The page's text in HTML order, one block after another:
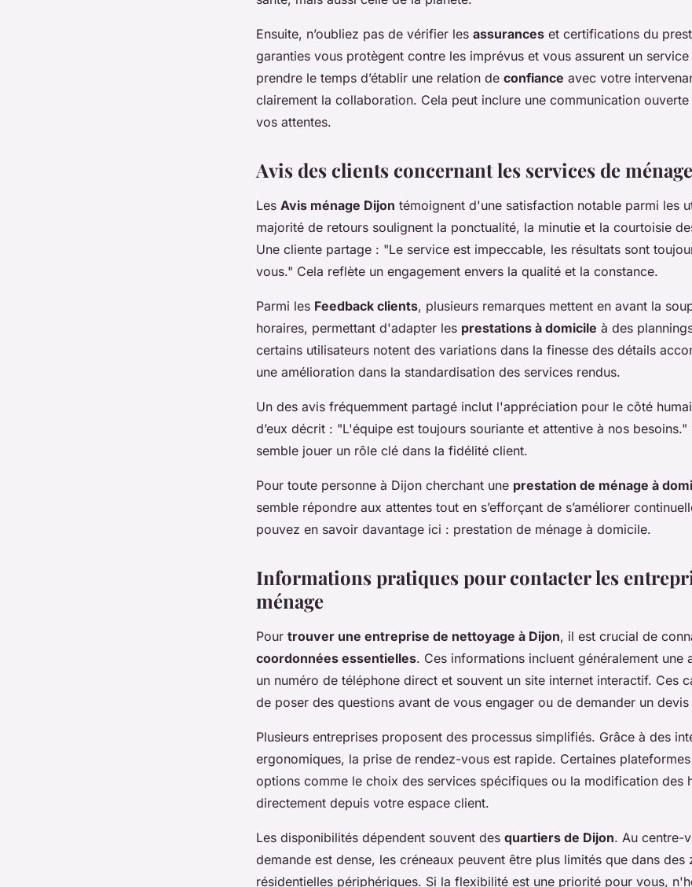
Ensuite, n’oubliez pas de vérifier les assurances et certifications du
garanties vous protègent contre les imprévus et vous assurent un
prendre le temps d’établir une relation de confiance avec votre
clairement la collaboration. Cela peut inclure une communication
vos attentes.
Avis des clients concernant les services de
Les Avis ménage Dijon témoignent d'une satisfaction notable parmi les
majorité de retours soulignent la ponctualité, la minutie et la courtoisie
Une cliente partage : "Le service est impeccable, les résultats sont
vous." Cela reflète un engagement envers la qualité et la constance.
Parmi les Feedback clients, plusieurs remarques mettent en avant la
horaires, permettant d'adapter les prestations à domicile à des
certains utilisateurs notent des variations dans la finesse des détails
une amélioration dans la standardisation des services rendus.
Un des avis fréquemment partagé inclut l'appréciation pour le côté
d’eux décrit : "L'équipe est toujours souriante et attentive à nos besoins."
semble jouer un rôle clé dans la fidélité client.
Pour toute personne à Dijon cherchant une prestation de ménage à
semble répondre aux attentes tout en s’efforçant de s’améliorer
pouvez en savoir davantage ici : prestation de ménage à domicile.
Informations pratiques pour contacter les
ménage
Pour trouver une entreprise de nettoyage à Dijon, il est crucial de
coordonnées essentielles. Ces informations incluent généralement une
un numéro de téléphone direct et souvent un site internet interactif. Ces
de poser des questions avant de vous engager ou de demander un devis
Plusieurs entreprises proposent des processus simplifiés. Grâce à des
ergonomiques, la prise de rendez-vous est rapide. Certaines
options comme le choix des services spécifiques ou la modification des
directement depuis votre espace client.
Les disponibilités dépendent souvent des quartiers de Dijon. Au centre-
demande est dense, les créneaux peuvent être plus limités que dans des
résidentielles périphériques. Si la flexibilité est une priorité pour vous,